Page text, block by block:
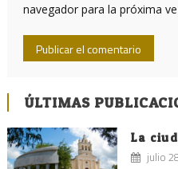
navegador para la próxima
ÚLTIMAS
La
julio